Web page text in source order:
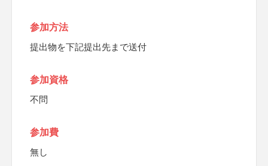
参加方法
提出物を下記提出先まで送付
参加資格
不問
参加費
無し